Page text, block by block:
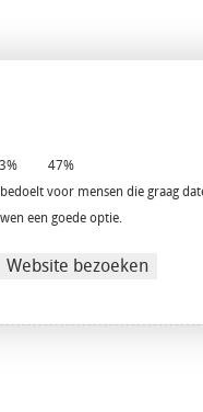
47%
voor mensen die graag
een goede optie.
Website bezoeken